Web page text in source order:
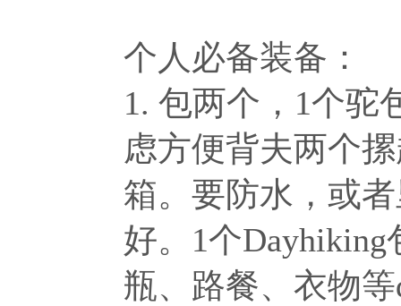
个人必备装备：
1. 包两个，1个驼
虑方便背夫两个
箱。要防水，或
好。1个Dayhiking
瓶、路餐、衣物